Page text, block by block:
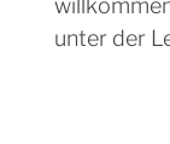
unter der